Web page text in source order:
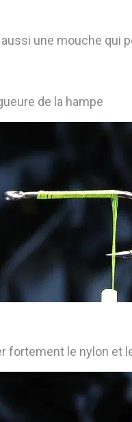
une mouche
de la hampe
fortement le nylon et